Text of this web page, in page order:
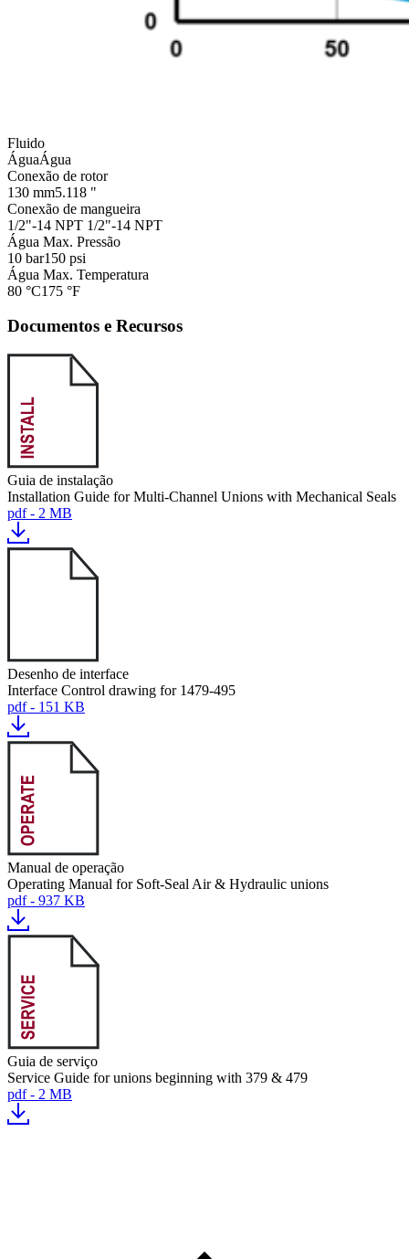
Fluido
ÁguaÁgua
Conexão de rotor
130 mm5.118 "
Conexão de mangueira
1/2"-14 NPT 1/2"-14 NPT
Água Max. Pressão
10 bar150 psi
Água Max. Temperatura
80 °C175 °F
Documentos e Recursos
Guia de instalação
Installation Guide for Multi-Channel Unions with Mechanical Seals
pdf - 2 MB
Desenho de interface
Interface Control drawing for 1479-495
pdf - 151 KB
Manual de operação
Operating Manual for Soft-Seal Air & Hydraulic unions
pdf - 937 KB
Guia de serviço
Service Guide for unions beginning with 379 & 479
pdf - 2 MB